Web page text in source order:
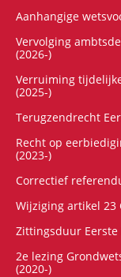
Aanhangige
Vervolging
(2026-)
Verruiming
(2025-)
Terugzendrecht
Recht op
(2023-)
Correctief
Wijziging artikel 23
Zittingsduur Eerste
2e lezing
(2020-)